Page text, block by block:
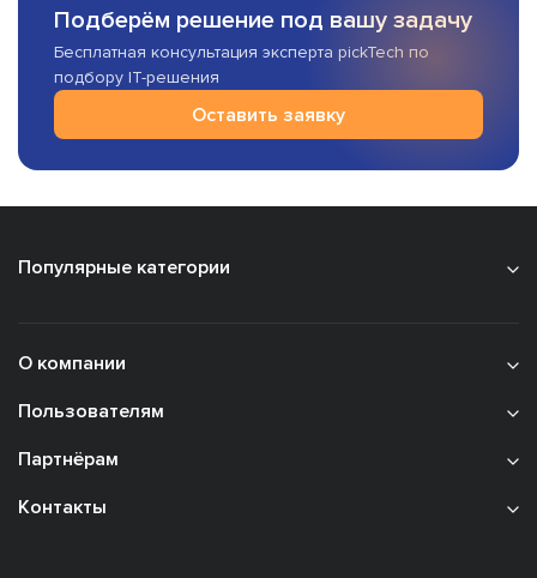
Подберём решение под вашу задачу
Бесплатная консультация эксперта pickTech по
подбору IT-решения
Оставить заявку
Популярные категории
О компании
Пользователям
Партнёрам
Контакты